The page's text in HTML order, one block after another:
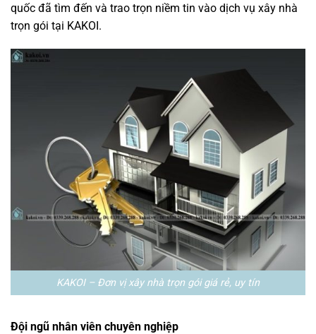
quốc đã tìm đến và trao trọn niềm tin vào dịch vụ xây nhà
trọn gói tại KAKOI.
KAKOI – Đơn vị xây nhà trọn gói giá rẻ, uy tín
Đội ngũ nhân viên chuyên nghiệp